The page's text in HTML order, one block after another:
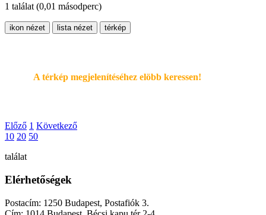
1 találat (0,01 másodperc)
ikon nézet lista nézet térkép
A térkép megjelenítéséhez elöbb keressen!
Előző 1 Következő
10 20 50
találat
Elérhetőségek
Postacím: 1250 Budapest, Postafiók 3.